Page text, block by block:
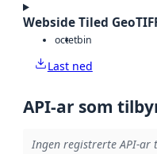
Webside Tiled
octetbin
Last ned
API-ar som
Ingen registrerte API-ar